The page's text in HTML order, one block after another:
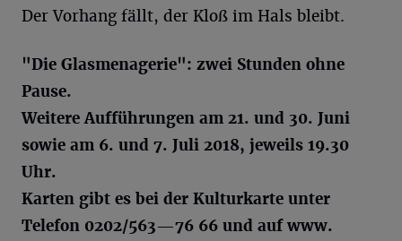
Der Vorhang fällt, der Kloß im Hals bleibt.
"Die Glasmenagerie": zwei Stunden ohne
Pause.
Weitere Aufführungen am 21. und 30. Juni
sowie am 6. und 7. Juli 2018, jeweils 19.30
Uhr.
Karten gibt es bei der Kulturkarte unter
Telefon 0202/563—76 66 und auf www.